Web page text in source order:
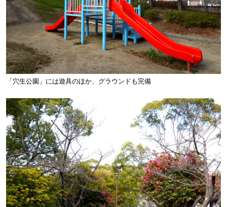
「穴生公園」には遊具のほか、グラウンドも完備